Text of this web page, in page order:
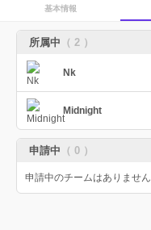
基本情報
所属中 （ 2 ）
Nk
Midnight
申請中 （ 0 ）
申請中のチームはありません